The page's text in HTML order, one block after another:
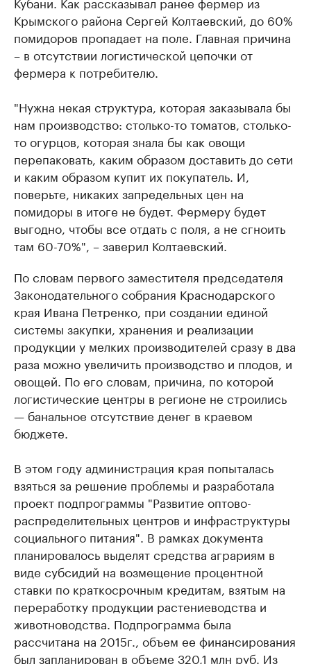
Крымского района Сергей Колтаевский, до 60%
помидоров пропадает на поле. Главная причина
– в отсутствии логистической цепочки от
фермера к потребителю.
"Нужна некая структура, которая заказывала бы
нам производство: столько-то томатов, столько-
то огурцов, которая знала бы как овощи
перепаковать, каким образом доставить до сети
и каким образом купит их покупатель. И,
поверьте, никаких запредельных цен на
помидоры в итоге не будет. Фермеру будет
выгодно, чтобы все отдать с поля, а не сгноить
там 60-70%", – заверил Колтаевский.
По словам первого заместителя председателя
Законодательного собрания Краснодарского
края Ивана Петренко, при создании единой
системы закупки, хранения и реализации
продукции у мелких производителей сразу в два
раза можно увеличить производство и плодов, и
овощей. По его словам, причина, по которой
логистические центры в регионе не строились
— банальное отсутствие денег в краевом
бюджете.
В этом году администрация края попыталась
взяться за решение проблемы и разработала
проект подпрограммы "Развитие оптово-
распределительных центров и инфраструктуры
социального питания". В рамках документа
планировалось выделят средства аграриям в
виде субсидий на возмещение процентной
ставки по краткосрочным кредитам, взятым на
переработку продукции растениеводства и
животноводства. Подпрограмма была
рассчитана на 2015г., объем ее финансирования
был запланирован в объеме 320,1 млн руб. Из